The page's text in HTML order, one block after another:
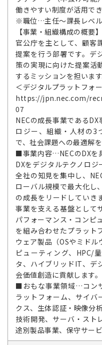
働きやすい制度が活用でき
※職位…主任～課長レベ
【事業・組織構成の概要】
官公庁を主として、顧客
提案を行う部署です。デ
策の実現に向けた提案活
するミッションを担います
＜デジタルプラットフォ
https://jpn.nec.com/
07
NECの成長事業である
ロジー、組織・人材の3
で、社会課題への最適解を
■事業内容…NECのDXを
DXをデジタルテクノロジ
全社の知見を集中し、
ローバル規模で最大化し
の成長をリードしていき
事業を支える基盤として
パフォーマンス・コンピ
を組み合わせたプラット
ウェア製品（OSやミド
ピューティング、HPC/
タ、ハイブリッドIT、デ
会価値創造に貢献します。
■おもな事業領域…コン
ラットフォーム、サイバ
クス、生体認証・映像分
技術開発、サーバ・スト
途別製品事業、保守サー